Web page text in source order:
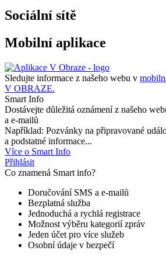
Sociální sítě
Mobilní aplikace
Sledujte informace z našeho webu v
V OBRAZE.
Smart Info
Dostávejte důležitá oznámení z našeho
a e-mailů
Například: Pozvánky na připravované
a podstatné informace...
Více o Smart Info
Přihlásit
Co znamená Smart info?
Doručování SMS a e-mailů
Bezplatná služba
Jednoduchá a rychlá registrace
Možnost výběru kategorií zpráv
Jeden účet pro více služeb
Osobní údaje v bezpečí